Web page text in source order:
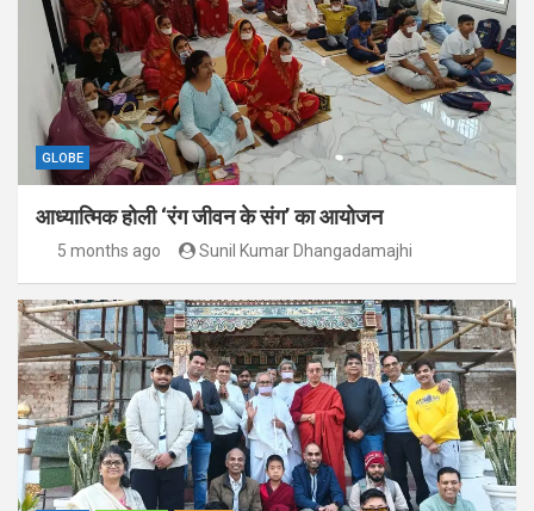
GLOBE
आध्यात्मिक होली ‘रंग जीवन के संग’ का आयोजन
5 months ago Sunil Kumar Dhangadamajhi